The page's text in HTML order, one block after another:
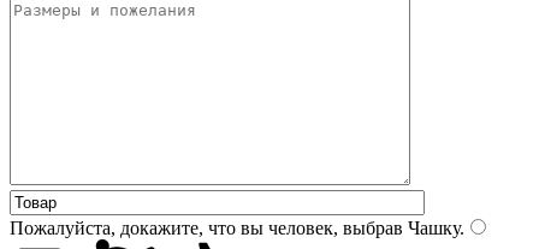
Пожалуйста, докажите, что вы человек, выбрав Чашку.